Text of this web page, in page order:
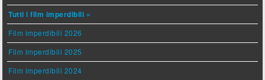
Tutti i film imperdibili »
Film imperdibili 2026
Film imperdibili 2025
Film imperdibili 2024